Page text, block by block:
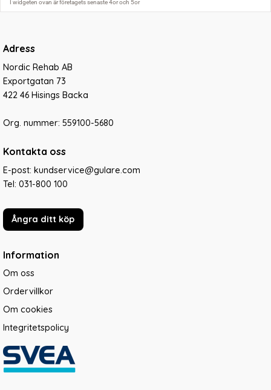
Adress
Nordic Rehab AB
Exportgatan 73
422 46 Hisings Backa
Org. nummer: 559100-5680
Kontakta oss
E-post: kundservice@gulare.com
Tel: 031-800 100
Ångra ditt köp
Information
Om oss
Ordervillkor
Om cookies
Integritetspolicy